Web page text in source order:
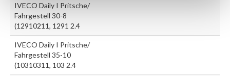
IVECO Daily I Pritsche/
Fahrgestell 30-8
(12910211, 1291 2.4
IVECO Daily I Pritsche/
Fahrgestell 35-10
(10310311, 103 2.4